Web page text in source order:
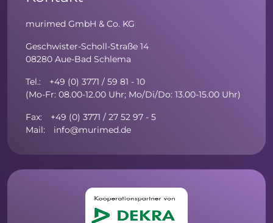
murimed GmbH & Co. KG
Geschwister-Scholl-Straße 14
08280 Aue-Bad Schlema
Tel.: +49 (0) 3771 / 59 81 - 10
(Mo-Fr: 08.00-12.00 Uhr; Mo/Di/Do: 13.00-15.00 Uhr)
Fax: +49 (0) 3771 / 27 52 97 - 5
Mail: info@murimed.de